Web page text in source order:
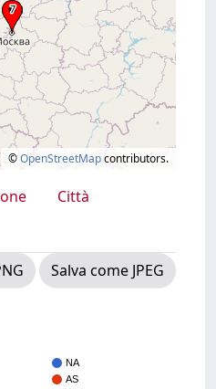
©OpenStreetMapcontributors.
Città
Salva come JPEG
NA
AS